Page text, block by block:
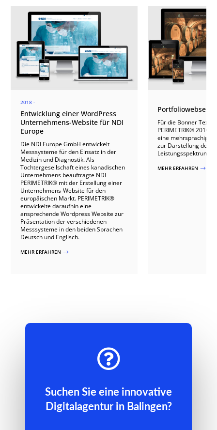
2018 -
Entwicklung einer WordPress
Unternehmens-Website für NDI
Europe
Die NDI Europe GmbH entwickelt
Messsysteme für den Einsatz in der
Medizin und Diagnostik. Als
Tochtergesellschaft eines kanadischen
Unternehmens beauftragte NDI
PERIMETRIK® mit der Erstellung einer
Unternehmens-Website für den
europäischen Markt. PERIMETRIK®
entwickelte daraufhin eine
ansprechende Wordpress Website zur
Präsentation der verschiedenen
Messsysteme in den beiden Sprachen
Deutsch und Englisch.
MEHR ERFAHREN $
Für die Bonner
PERIMETRIK® 2010
eine mehrsprachige
zur Darstellung des
Leistungsspektrums
MEHR ERFAHREN $

Suchen Sie eine innovative
Digitalagentur in Balingen?